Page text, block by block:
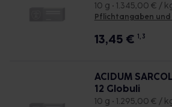
10 g • 1.345,00 € /
Pflichtangaben und
13,45 € 1, 3
ACIDUM
12 Globuli
10 g • 1.295,00 € /